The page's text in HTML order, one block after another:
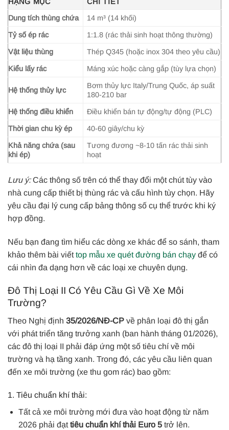
HẠNG MỤC
CHI TIẾT
Dung tích thùng chứa
14 m³ (14 khối)
Tỷ số ép rác 1:1.8 (rác thải sinh hoạt thông thường)
Vật liệu thùng Thép Q345 (hoặc inox 304 theo yêu cầu)
Kiểu lấy rác Máng xúc hoặc càng gắp (tùy lựa chọn)
Hệ thống thủy lực
Bơm thủy lực Italy/Trung Quốc, áp suất
180-210 bar
Hệ thống điều khiển Điều khiển bán tự động/tự động (PLC)
Thời gian chu kỳ ép 40-60 giây/chu kỳ
Khả năng chứa (sau
khi ép)
Tương đương ~8-10 tấn rác thải sinh
hoạt
Lưu ý:Các thông số trên có thể thay đổi một chút tùy vào
nhà cung cấp thiết bị thùng rác và cấu hình tùy chọn. Hãy
yêu cầu đại lý cung cấp bảng thông số cụ thể trước khi ký
hợp đồng.
Nếu bạn đang tìm hiểu các dòng xe khác để so sánh, tham
khảo thêm bài viết top mẫu xe quét đường bán chạy để có
cái nhìn đa dạng hơn về các loại xe chuyên dụng.
Đô Thị Loại II Có Yêu Cầu Gì Về Xe Môi
Trường?
Theo Nghị định 35/2026/NĐ-CP về phân loại đô thị gắn
với phát triển tăng trưởng xanh (ban hành tháng 01/2026),
các đô thị loại II phải đáp ứng một số tiêu chí về môi
trường và hạ tầng xanh. Trong đó, các yêu cầu liên quan
đến xe môi trường (xe thu gom rác) bao gồm:
1. Tiêu chuẩn khí thải:
Tất cả xe môi trường mới đưa vào hoạt động từ năm
2026 phải đạt tiêu chuẩn khí thải Euro 5trở lên.